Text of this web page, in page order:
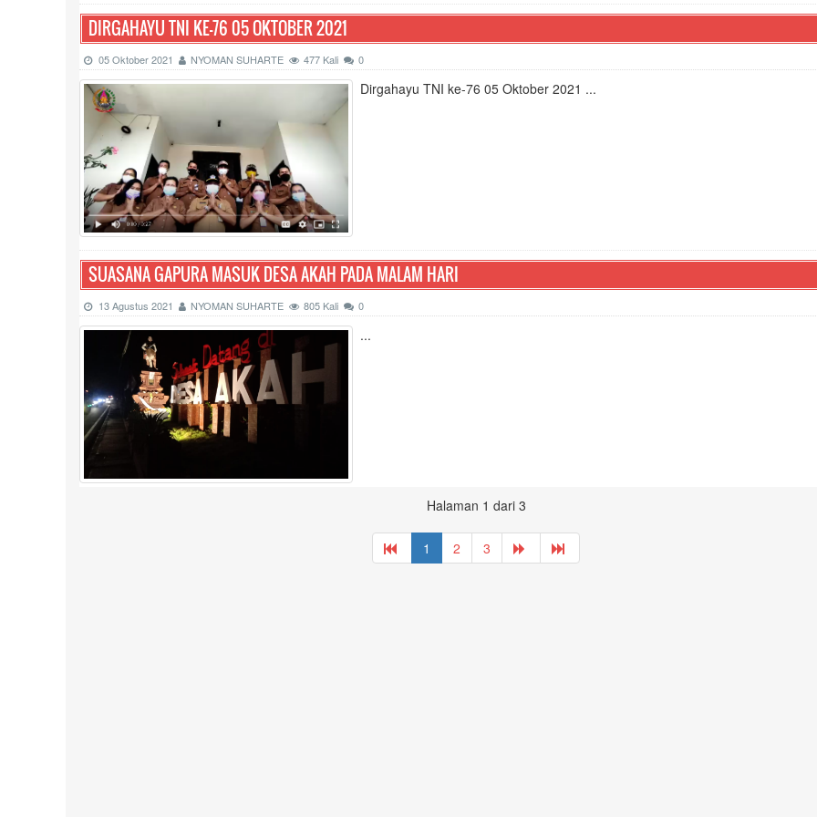
DIRGAHAYU TNI KE-76 05 OKTOBER 2021
05 Oktober 2021 NYOMAN SUHARTE 477 Kali 0
Dirgahayu TNI ke-76 05 Oktober 2021 ...
SUASANA GAPURA MASUK DESA AKAH PADA MALAM HARI
13 Agustus 2021 NYOMAN SUHARTE 805 Kali 0
...
Halaman 1 dari 3
1 2 3